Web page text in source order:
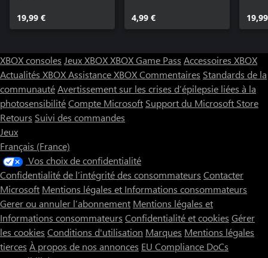
19,99 € 4,99 €
XBOX consoles Jeux XBOXXBOX Game Pass Accessoires XBOX
Actualités XBOXAssistance XBOXCommentaires Standards de la
communautéAvertissement sur les crises d’épilepsie liées à la
photosensibilitéCompte Microsoft Support du Microsoft Store
Retours Suivi des commandes
Jeux
Français (France)
Vos choix de confidentialité
Confidentialité de l’intégrité des consommateurs Contacter
Microsoft Mentions légales et Informations consommateurs
Gerer ou annuler l’abonnement Mentions légales et
Informations consommateurs Confidentialité et cookies Gérer
les cookies Conditions d'utilisation Marques Mentions légales
tierces À propos de nos annonces EU Compliance DoCs